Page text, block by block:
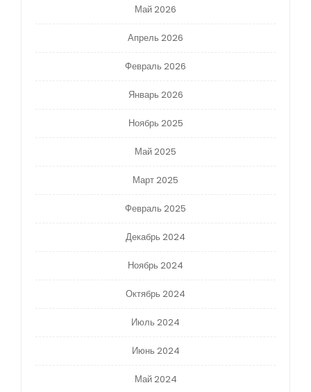
Май 2026
Апрель 2026
Февраль 2026
Январь 2026
Ноябрь 2025
Май 2025
Март 2025
Февраль 2025
Декабрь 2024
Ноябрь 2024
Октябрь 2024
Июль 2024
Июнь 2024
Май 2024